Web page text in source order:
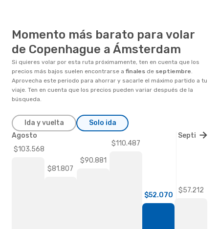
Momento más barato para volar
de Copenhague a Ámsterdam
Si quieres volar por esta ruta próximamente, ten en cuenta que los
precios más bajos suelen encontrarse a finales de septiembre.
Aprovecha este periodo para ahorrar y sacarle el máximo partido a tu
viaje. Ten en cuenta que los precios pueden variar después de la
búsqueda.
Ida y vuelta Solo ida
$103.568
$81.807
$90.881
$110.487
$52.070
$57.212
Agosto Septiembre